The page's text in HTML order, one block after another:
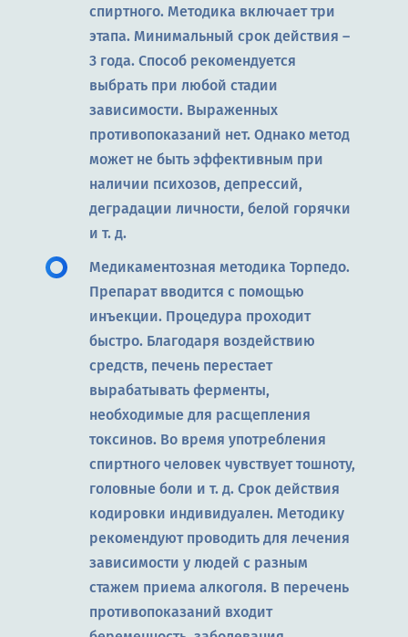
спиртного. Методика включает три
этапа. Минимальный срок действия –
3 года. Способ рекомендуется
выбрать при любой стадии
зависимости. Выраженных
противопоказаний нет. Однако метод
может не быть эффективным при
наличии психозов, депрессий,
деградации личности, белой горячки
и т. д.
Медикаментозная методика Торпедо.
Препарат вводится с помощью
инъекции. Процедура проходит
быстро. Благодаря воздействию
средств, печень перестает
вырабатывать ферменты,
необходимые для расщепления
токсинов. Во время употребления
спиртного человек чувствует тошноту,
головные боли и т. д. Срок действия
кодировки индивидуален. Методику
рекомендуют проводить для лечения
зависимости у людей с разным
стажем приема алкоголя. В перечень
противопоказаний входит